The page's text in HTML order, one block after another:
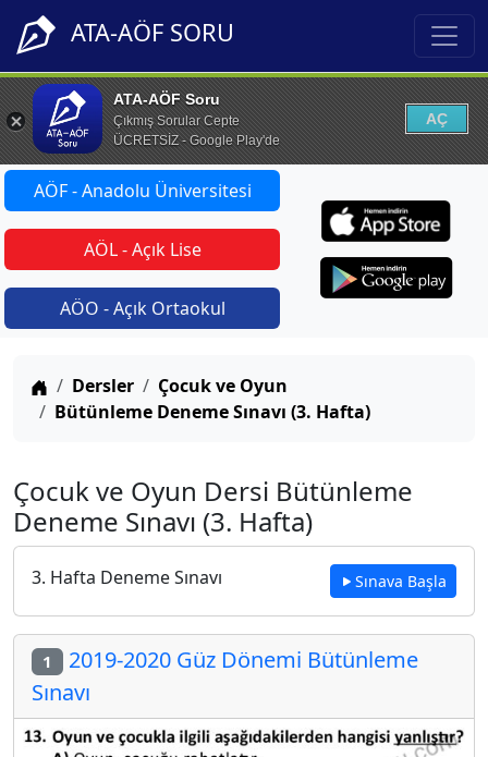
ATA-AÖF SORU
ATA-AÖF Soru
Çıkmış Sorular Cepte
ÜCRETSİZ - Google Play'de
AÇ
AÖF - Anadolu Üniversitesi
AÖL - Açık Lise
AÖO - Açık Ortaokul
Anasayfa
Dersler
Çocuk ve Oyun
Bütünleme Deneme Sınavı (3. Hafta)
Çocuk ve Oyun Dersi Bütünleme
Deneme Sınavı (3. Hafta)
3. Hafta Deneme Sınavı Sınava Başla
1 2019-2020 Güz Dönemi Bütünleme
Sınavı